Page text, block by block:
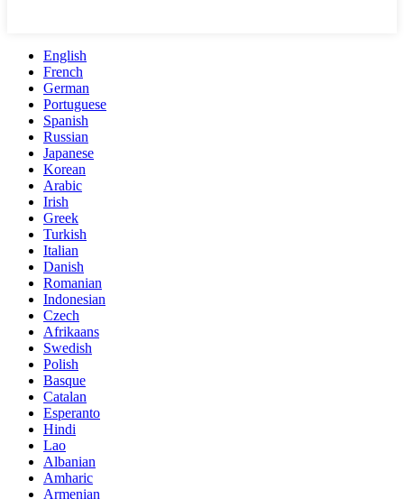
English
French
German
Portuguese
Spanish
Russian
Japanese
Korean
Arabic
Irish
Greek
Turkish
Italian
Danish
Romanian
Indonesian
Czech
Afrikaans
Swedish
Polish
Basque
Catalan
Esperanto
Hindi
Lao
Albanian
Amharic
Armenian